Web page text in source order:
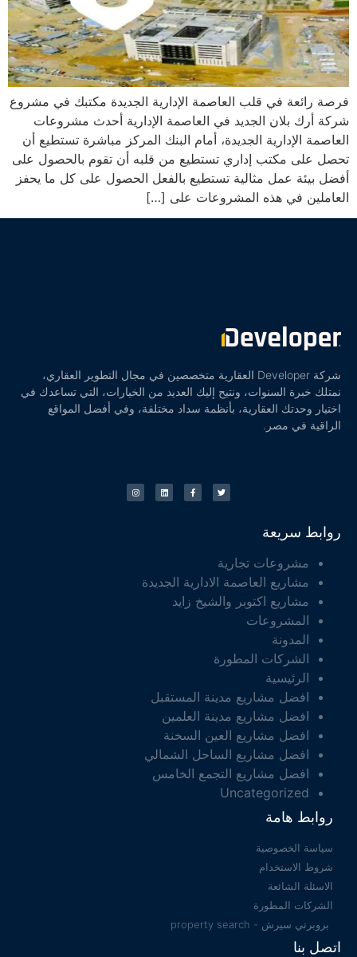
فرصة رائعة في قلب العاصمة الإدارية الجديدة مكتبك في مشروع
شركة أرك بلان الجديد في العاصمة الإدارية أحدث مشروعات
العاصمة الإدارية الجديدة، أمام البنك المركز مباشرة تستطيع أن
تحصل على مكتب إداري تستطيع من قلبه أن تقوم بالحصول على
أفضل بيئة عمل مثالية تستطيع بالفعل الحصول على كل ما يحفز
العاملين في هذه المشروعات على […]
شركة Developer العقارية متخصصين في مجال التطوير العقاري،
نمتلك خبرة السنوات، ونتيح إليك العديد من الخيارات، التي تساعدك في
اختيار وحدتك العقارية، بأنظمة سداد مختلفة، وفي أفضل المواقع
الراقية في مصر.
روابط سريعة
مشروعات تجارية
مشاريع العاصمة الادارية الجديدة
مشاريع اكتوبر والشيخ زايد
المشروعات
المدونة
الشركات المطورة
الرئيسية
افضل مشاريع مدينة المستقبل
افضل مشاريع مدينة العلمين
افضل مشاريع العين السخنة
افضل مشاريع الساحل الشمالي
افضل مشاريع التجمع الخامس
Uncategorized
روابط هامة
سياسة الخصوصية
شروط الاستخدام
الاسئلة الشائعة
الشركات المطورة
بروبرتي سيرش - property search
اتصل بنا